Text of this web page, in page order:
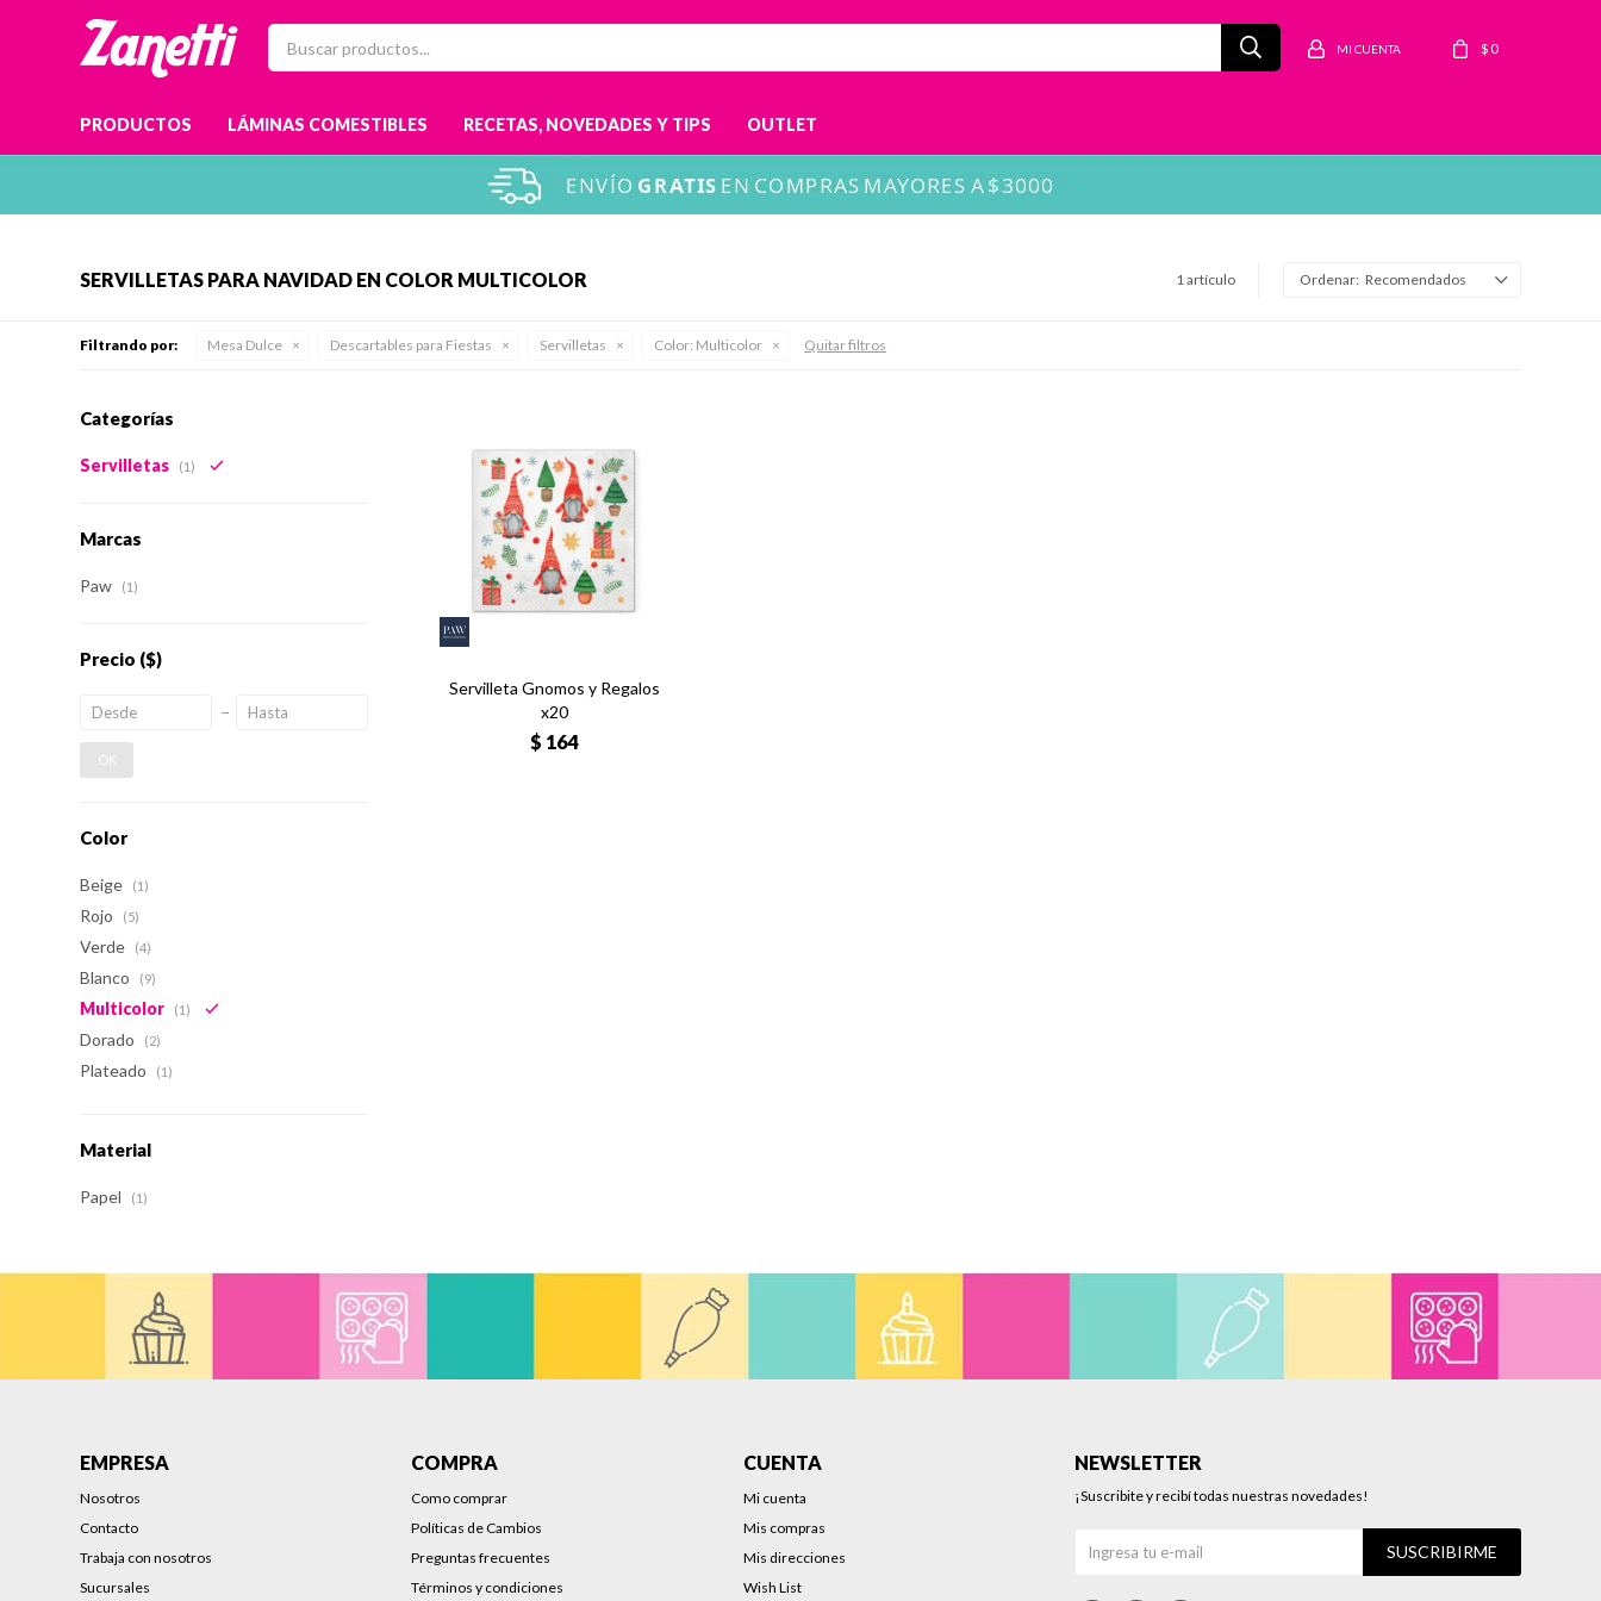
PRODUCTOS LÁMINAS COMESTIBLES RECETAS, NOVEDADES Y TIPS OUTLET
$ 0
SERVILLETAS PARA NAVIDAD EN COLOR MULTICOLOR 1 artículo Recomendados
Filtrando por: Mesa Dulce Descartables para Fiestas Servilletas Color: Multicolor Quitar filtros
Servilleta Gnomos y Regalos
x20
$ 164
Categorías
Servilletas (1)
Marcas
Paw (1)
Precio ($)
OK
Color
Beige (1)
Rojo (5)
Verde (4)
Blanco (9)
Multicolor (1)
Dorado (2)
Plateado (1)
Material
Papel (1)
EMPRESA
Nosotros
Contacto
Trabaja con nosotros
Sucursales
COMPRA
Como comprar
Políticas de Cambios
Preguntas frecuentes
Términos y condiciones
CUENTA
Mi cuenta
Mis compras
Mis direcciones
Wish List
NEWSLETTER
¡Suscribite y recibí todas nuestras novedades!
SUSCRIBIRME